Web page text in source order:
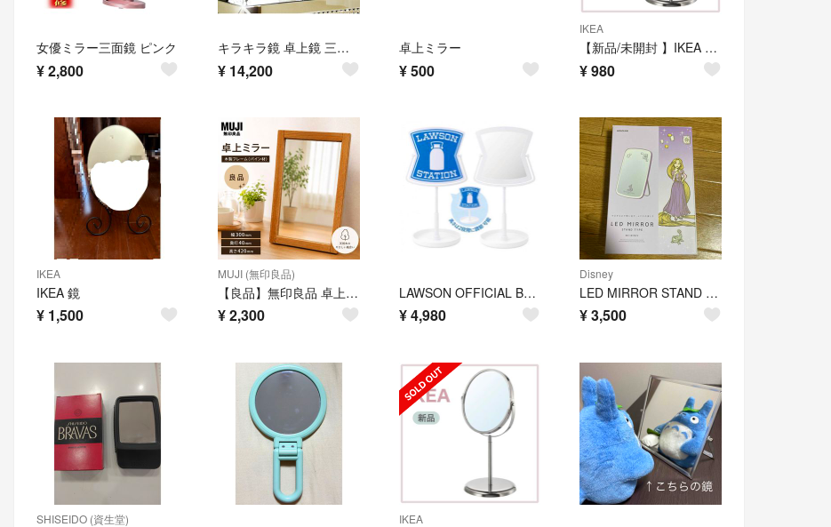
女優ミラー三面鏡 ピンク
¥2,800
キラキラ鏡 卓上鏡 三面鏡 デザインガラス 大きめサイズ
¥ 14,200
卓上ミラー
¥500
IKEA
【新品/未開封 】IKEA イケア 両面ミラー 片面拡大鏡（トレンスーム TRENSUM）卓上ミラー テーブルミラー
¥980
IKEA
IKEA 鏡
¥ 1,500
MUJI (無印良品)
【良品】無印良品 卓上ミラー 木製 スタンド鏡 パイン材
¥2,300
LAWSON OFFICIAL BOOK ローソンの看板そのまんま卓上ミラー
¥4,980
Disney
LED MIRROR STAND TYPE
¥3,500
SHISEIDO (資生堂) IKEA